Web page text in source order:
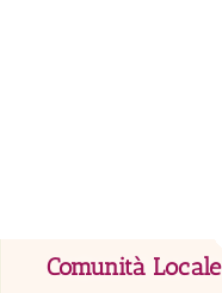
Comunità Locale